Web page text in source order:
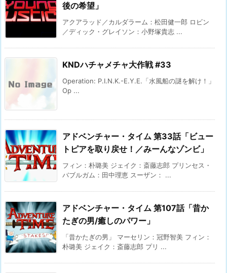
後の希望」
アクアラッド／カルダラーム：松田健一郎 ロビン
／ディック・グレイソン：小野塚貴志 ...
KNDハチャメチャ大作戦 #33
Operation: P.I.N.K.-E.Y.E.「水風船の謎を解け！」
Op ...
アドベンチャー・タイム 第33話「ビュー
トピアを取り戻せ！／みーんなゾンビ」
フィン：朴璐美 ジェイク：斎藤志郎 プリンセス・
バブルガム：田中理恵 スーザン： ...
アドベンチャー・タイム 第107話「昔か
たぎの男/癒しのパワー」
「昔かたぎの男」 マーセリン：冠野智美 フィン：
朴璐美 ジェイク：斎藤志郎 プリ ...